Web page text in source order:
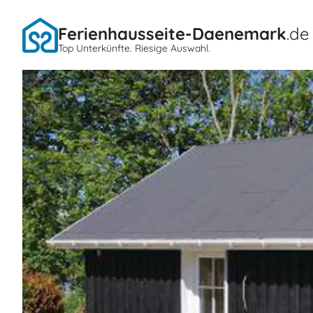
Ferienhausseite-Daenemark.de
Top Unterkünfte. Riesige Auswahl.